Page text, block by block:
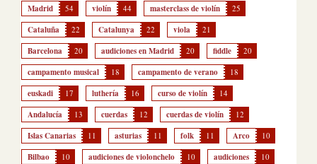
Madrid 54 violín 44 masterclass de violín 25
Cataluña 22 Catalunya 22 viola 21
Barcelona 20 audiciones en Madrid 20 fiddle 20
campamento musical 18 campamento de verano 18
euskadi 17 luthería 16 curso de violín 14
Andalucía 13 cuerdas 12 cuerdas de violín 12
Islas Canarias 11 asturias 11 folk 11 Arco 10
Bilbao 10 audiciones de violonchelo 10 audiciones 10